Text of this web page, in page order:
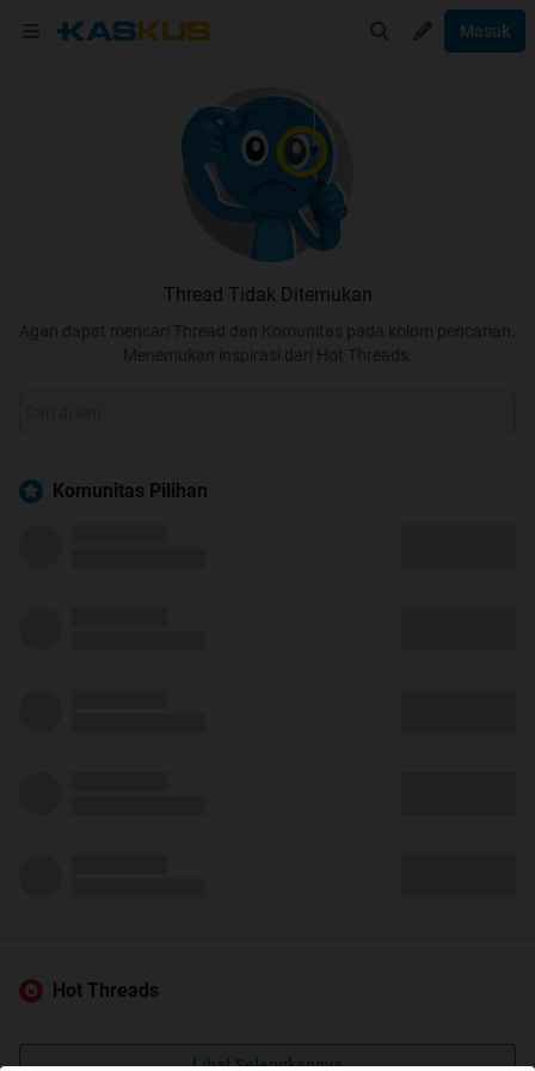
Masuk
Thread Tidak Ditemukan
Agan dapat mencari Thread dan Komunitas pada kolom pencarian.
Menemukan inspirasi dari Hot Threads.
Komunitas Pilihan
Hot Threads
Lihat Selengkapnya